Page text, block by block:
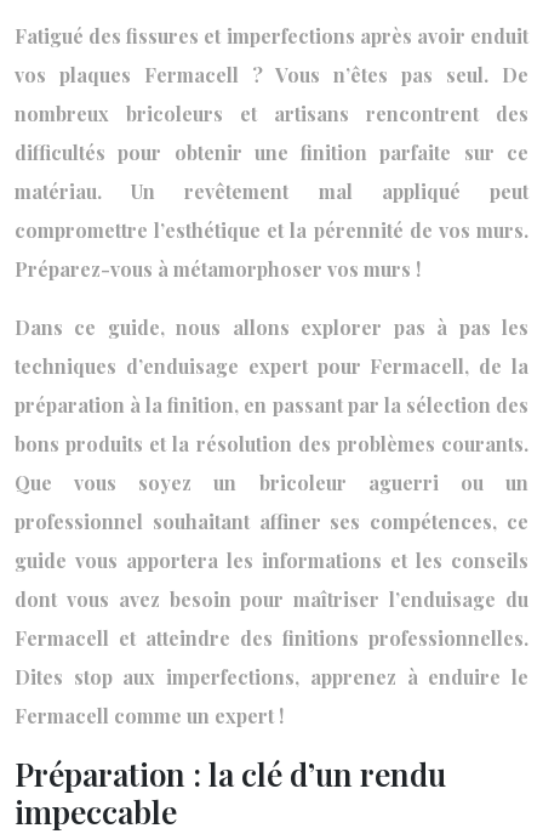
Fatigué des fissures et imperfections après avoir enduit
vos plaques Fermacell ? Vous n’êtes pas seul. De
nombreux bricoleurs et artisans rencontrent des
difficultés pour obtenir une finition parfaite sur ce
matériau. Un revêtement mal appliqué peut
compromettre l’esthétique et la pérennité de vos murs.
Préparez-vous à métamorphoser vos murs !
Dans ce guide, nous allons explorer pas à pas les
techniques d’enduisage expert pour Fermacell, de la
préparation à la finition, en passant par la sélection des
bons produits et la résolution des problèmes courants.
Que vous soyez un bricoleur aguerri ou un
professionnel souhaitant affiner ses compétences, ce
guide vous apportera les informations et les conseils
dont vous avez besoin pour maîtriser l’enduisage du
Fermacell et atteindre des finitions professionnelles.
Dites stop aux imperfections, apprenez à enduire le
Fermacell comme un expert !
Préparation : la clé d’un rendu
impeccable